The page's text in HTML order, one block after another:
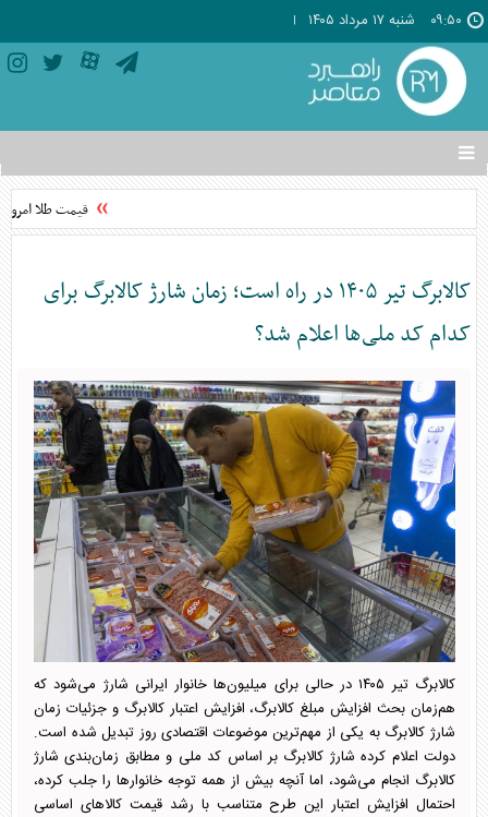
۰۹:۵۰ شنبه ۱۷ مرداد ۱۴۰۵
تغییر
وضعیت
منوی
ها
قیمت طلا امروز شنبه ۱۷ مرداد ۱۴۰۵
کالابرگ تیر ۱۴۰۵ در راه است؛ زمان شارژ کالابرگ برای
کدام کد ملی‌ها اعلام شد؟
کالابرگ تیر ۱۴۰۵ در حالی برای میلیون‌ها خانوار ایرانی شارژ می‌شود که
هم‌زمان بحث افزایش مبلغ کالابرگ، افزایش اعتبار کالابرگ و جزئیات زمان
شارژ کالابرگ به یکی از مهم‌ترین موضوعات اقتصادی روز تبدیل شده است.
دولت اعلام کرده شارژ کالابرگ بر اساس کد ملی و مطابق زمان‌بندی شارژ
کالابرگ انجام می‌شود، اما آنچه بیش از همه توجه خانوارها را جلب کرده،
احتمال افزایش اعتبار این طرح متناسب با رشد قیمت کالاهای اساسی